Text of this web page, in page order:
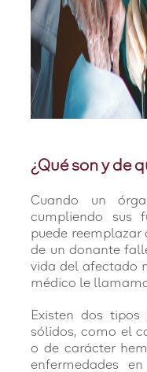
¿Qué son y de
Cuando un
cumpliendo sus
puede reemplazar
de un donante
vida del afectado
médico le
Existen dos
sólidos, como el
o de carácter
enfermedades